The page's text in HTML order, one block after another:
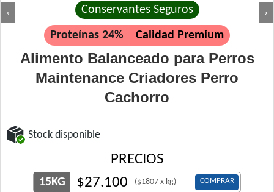
‹ ›
Conservantes Seguros
Proteínas 24% Calidad Premium
Alimento Balanceado para Perros
Maintenance Criadores Perro
Cachorro
Stock disponible
PRECIOS
15KG $27.100 ($1807 x kg) COMPRAR